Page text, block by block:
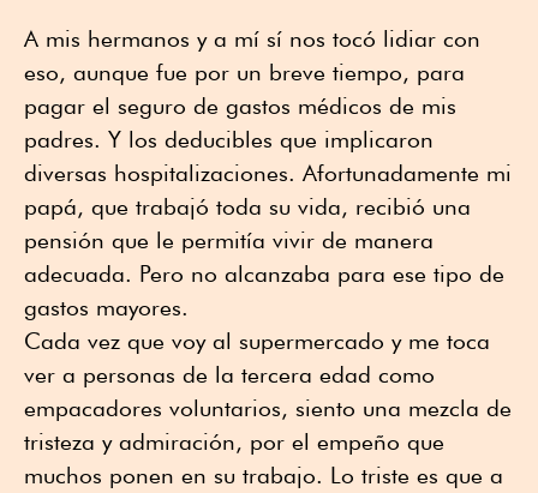
A mis hermanos y a mí sí nos tocó lidiar con
eso, aunque fue por un breve tiempo, para
pagar el seguro de gastos médicos de mis
padres. Y los deducibles que implicaron
diversas hospitalizaciones. Afortunadamente mi
papá, que trabajó toda su vida, recibió una
pensión que le permitía vivir de manera
adecuada. Pero no alcanzaba para ese tipo de
gastos mayores.
Cada vez que voy al supermercado y me toca
ver a personas de la tercera edad como
empacadores voluntarios, siento una mezcla de
tristeza y admiración, por el empeño que
muchos ponen en su trabajo. Lo triste es que a